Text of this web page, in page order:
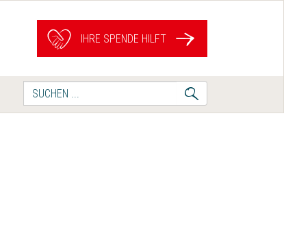
IHRE SPENDE HILFT
Suche
nach: